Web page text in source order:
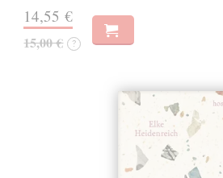
14,55 €
15,00 € ?